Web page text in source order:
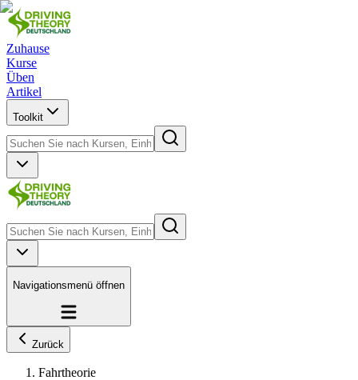
Zuhause
Kurse
Üben
Artikel
Toolkit
Navigationsmenü öffnen
Zurück
Fahrtheorie